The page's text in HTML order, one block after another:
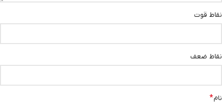
نقاط قوت
نقاط ضعف
نام*